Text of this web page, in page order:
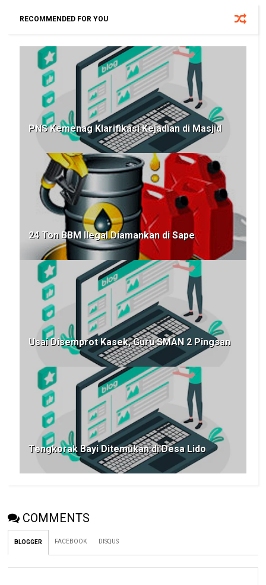
RECOMMENDED FOR YOU
PNS Kemenag Klarifikasi Kejadian di Masjid
24 Ton BBM Ilegal Diamankan di Sape
Usai Disemprot Kasek, Guru SMAN 2 Pingsan
Tengkorak Bayi Ditemukan di Desa Lido
COMMENTS
BLOGGER FACEBOOK DISQUS